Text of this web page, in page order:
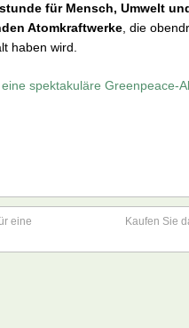
für Mensch, Umwelt
Atomkraftwerke , die
haben wird.
spektakuläre Greenpeace-
eine
Kaufen Sie